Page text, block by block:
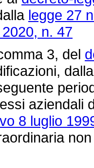
legge 27
n. 47
3, del
aziendali
8 luglio